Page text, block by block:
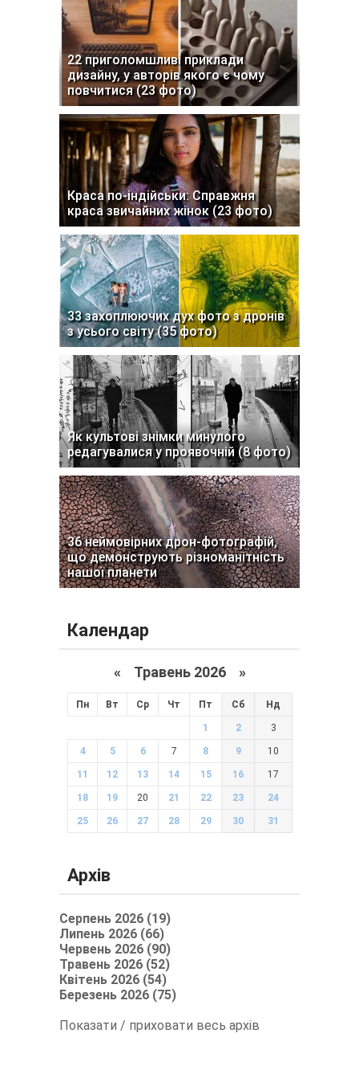
22 приголомшливі приклади
дизайну, у авторів якого є чому
повчитися (23 фото)
Краса по-індійськи: Справжня
краса звичайних жінок (23 фото)
33 захоплюючих дух фото з дронів
з усього світу (35 фото)
Як культові знімки минулого
редагувалися у проявочній (8 фото)
36 неймовірних дрон-фотографій,
що демонструють різноманітність
нашої планети
Календар
« Травень 2026 »
Пн Вт Ср Чт Пт Сб Нд
1 2 3
4 5 6 7 8 9 10
11 12 13 14 15 16 17
18 19 20 21 22 23 24
25 26 27 28 29 30 31
Архів
Серпень 2026 (19)
Липень 2026 (66)
Червень 2026 (90)
Травень 2026 (52)
Квітень 2026 (54)
Березень 2026 (75)
Показати / приховати весь архів